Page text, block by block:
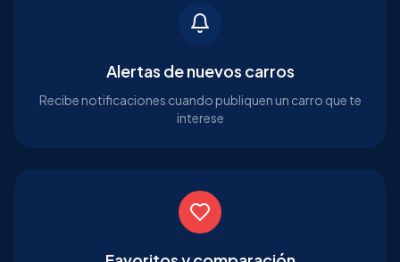
Alertas de nuevos carros
Recibe notificaciones cuando publiquen un carro que te
interese